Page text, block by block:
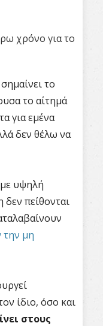
χρόνο για το
το
το αίτημά
για εμένα
δεν θέλω να
υψηλή
πείθονται
την μη
ίδιο, όσο και
στους